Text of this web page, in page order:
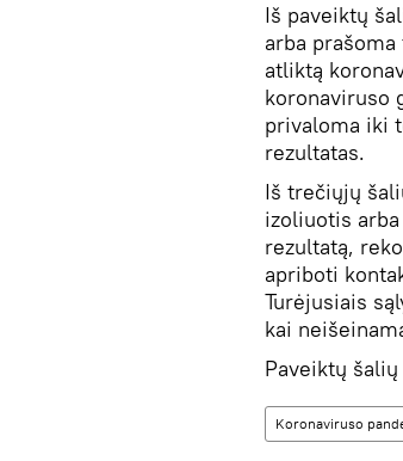
Iš paveiktų
arba
atliktą
koronaviruso
privaloma iki
rezultatas.
Iš trečiųjų
izoliuotis
rezultatą,
apriboti
Turėjusiais
kai
Paveiktų
Koronaviruso